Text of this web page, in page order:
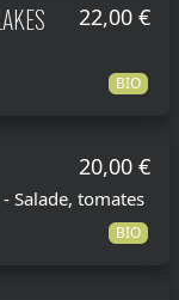
22,00 €
BIO
20,00 €
Salade, tomates
BIO